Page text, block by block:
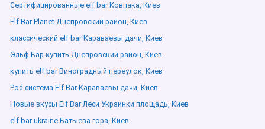
Сертифицированные elf bar Ковпака, Киев
Elf Bar Planet Днепровский район, Киев
классический elf bar Караваевы дачи, Киев
Эльф Бар купить Днепровский район, Киев
купить elf bar Виноградный переулок, Киев
Pod система Elf Bar Караваевы дачи, Киев
Новые вкусы Elf Bar Леси Украинки площадь, Киев
elf bar ukraine Батыева гора, Киев